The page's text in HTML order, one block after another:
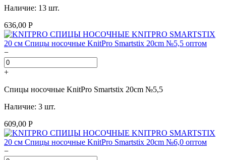
Наличие: 13 шт.
636,00 Р
−
+
Спицы носочные KnitPro Smartstix 20cm №5,5
Наличие: 3 шт.
609,00 Р
−